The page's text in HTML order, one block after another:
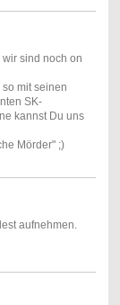
sind noch on
mit seinen
SK-
kannst Du uns
Mörder" ;)
aufnehmen.